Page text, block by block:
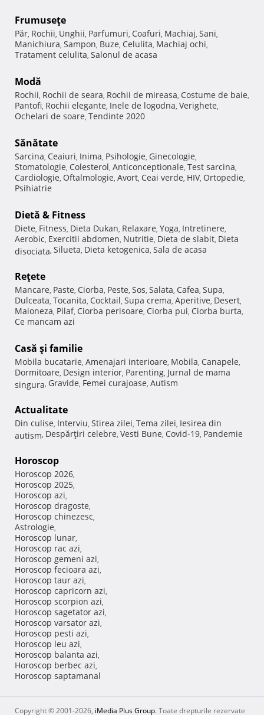
Frumuseţe
Păr, Rochii, Unghii, Parfumuri, Coafuri, Machiaj, Sani,
Manichiura, Sampon, Buze, Celulita, Machiaj ochi,
Tratament celulita, Salonul de acasa
Modă
Rochii, Rochii de seara, Rochii de mireasa, Costume de baie,
Pantofi, Rochii elegante, Inele de logodna, Verighete,
Ochelari de soare, Tendinte 2020
Sănătate
Sarcina, Ceaiuri, Inima, Psihologie, Ginecologie,
Stomatologie, Colesterol, Anticonceptionale, Test sarcina,
Cardiologie, Oftalmologie, Avort, Ceai verde, HIV, Ortopedie,
Psihiatrie
Dietă & Fitness
Diete, Fitness, Dieta Dukan, Relaxare, Yoga, Intretinere,
Aerobic, Exercitii abdomen, Nutritie, Dieta de slabit, Dieta
disociata, Silueta, Dieta ketogenica, Sala de acasa
Reţete
Mancare, Paste, Ciorba, Peste, Sos, Salata, Cafea, Supa,
Dulceata, Tocanita, Cocktail, Supa crema, Aperitive, Desert,
Maioneza, Pilaf, Ciorba perisoare, Ciorba pui, Ciorba burta,
Ce mancam azi
Casă şi familie
Mobila bucatarie, Amenajari interioare, Mobila, Canapele,
Dormitoare, Design interior, Parenting, Jurnal de mama
singura, Gravide, Femei curajoase, Autism
Actualitate
Din culise, Interviu, Stirea zilei, Tema zilei, Iesirea din
autism, Despărţiri celebre, Vesti Bune, Covid-19, Pandemie
Horoscop
Horoscop 2026,
Horoscop 2025,
Horoscop azi,
Horoscop dragoste,
Horoscop chinezesc,
Astrologie,
Horoscop lunar,
Horoscop rac azi,
Horoscop gemeni azi,
Horoscop fecioara azi,
Horoscop taur azi,
Horoscop capricorn azi,
Horoscop scorpion azi,
Horoscop sagetator azi,
Horoscop varsator azi,
Horoscop pesti azi,
Horoscop leu azi,
Horoscop balanta azi,
Horoscop berbec azi,
Horoscop saptamanal
Copyright © 2001-2026, iMedia Plus Group. Toate drepturile rezervate